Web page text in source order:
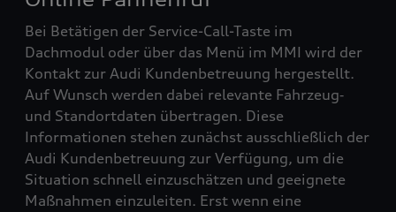
Bei Betätigen der Service-Call-Taste im
Dachmodul oder über das Menü im MMI wird der
Kontakt zur Audi Kundenbetreuung hergestellt.
Auf Wunsch werden dabei relevante Fahrzeug‑
und Standortdaten übertragen. Diese
Informationen stehen zunächst ausschließlich der
Audi Kundenbetreuung zur Verfügung, um die
Situation schnell einzuschätzen und geeignete
Maßnahmen einzuleiten. Erst wenn eine